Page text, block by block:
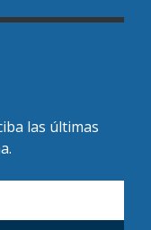
las últimas